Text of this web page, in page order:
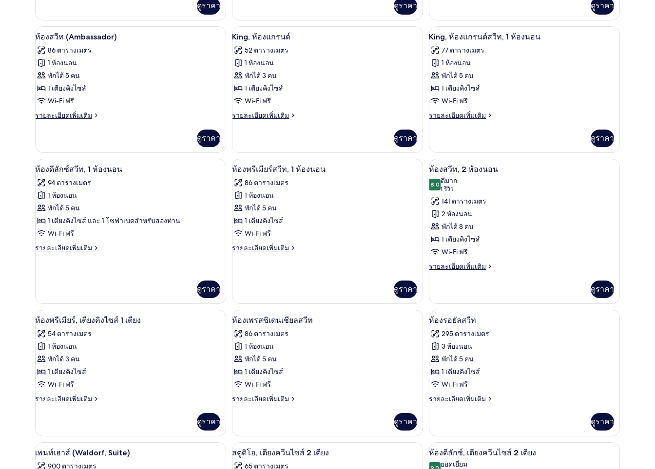
ไซส์
เตียง
กับ
ห้อง
ดี
ซ์,
เตียง
คิง
ไซส์
ดูราคา
ไซส์
เตียง,
พร้อม
สิ่ง
อำนวย
ความ
สะดวก
พิการ
เกี่ยว
กับ
ห้อง
ลัก
ซ์,
เตียง
คิง
ไซส์
เตียง,
พร้อม
สะดวก
สำหรับ
ผู้
ดูราคา
ไซส์
เตียง,
ห้อง
พัก
ประตู
เชื่อม
กับ
ห้อง
แฟ
ลี่,
เตียง
คิง
ไซส์
ห้อง
พัก
ประตู
ดูราคา
เปิด
ภาพถ่าย
ทั้งหมด
ของ
ห้อง
สวีท
(Ambassador)
ห้องสวีท (Ambassador) | บริเวณนั่งเล่น | สมาร์ททีวี 43 นิ้ว พร้อมช่องดาวเทียม, ทีวี
7
ห้องสวีท (Ambassador)
86 ตารางเมตร
1 ห้องนอน
พักได้ 5 คน
1 เตียงคิงไซส์
Wi-Fi ฟรี
รายละเอียดเพิ่มเติม
ราย
เกี่ยว
กับ
ห้อง
ท
(Ambassador)
ดูราคา
เปิด
ภาพถ่าย
ทั้งหมด
ของ
King,
ห้อง
แก
เครื่องนอนระดับพรีเมียม, เตียงเมมโมรีโฟม, มินิบาร์, ตู้นิรภัยในห้องพัก
8
King, ห้องแกรนด์
52 ตารางเมตร
1 ห้องนอน
พักได้ 3 คน
1 เตียงคิงไซส์
Wi-Fi ฟรี
รายละเอียดเพิ่มเติม
ราย
เกี่ยว
กับ
King,
แก
รนด์
ดูราคา
เปิด
ภาพถ่าย
ทั้งหมด
ของ
King,
ห้อง
แก
ห้อง
นอน
เครื่องนอนระดับพรีเมียม, เตียงเมมโมรีโฟม,
11
King, ห้องแกรนด์สวีท, 1 ห้องนอน
77 ตารางเมตร
1 ห้องนอน
พักได้ 5 คน
1 เตียงคิงไซส์
Wi-Fi ฟรี
รายละเอียดเพิ่มเติม
ราย
เกี่ยว
กับ
King,
แก
สวี
ท,
ห้อง
นอน
ดูราคา
เปิด
ภาพถ่าย
ทั้งหมด
ของ
ห้อง
ดี
ลัก
ห้อง
นอน
เครื่องนอนระดับพรีเมียม, เตียงเมมโมรีโฟม, มินิบาร์, ตู้นิรภัยในห้องพัก
9
ห้องดีลักซ์สวีท, 1 ห้องนอน
94 ตารางเมตร
1 ห้องนอน
พักได้ 5 คน
1 เตียงคิงไซส์ และ 1 โซฟาเบดสำหรับสองท่าน
Wi-Fi ฟรี
รายละเอียดเพิ่มเติม
ราย
ห้อง
ลัก
สวี
ท,
ห้อง
นอน
ดูราคา
เปิด
ภาพถ่าย
ทั้งหมด
ของ
ห้อง
พรีเมียร์
สวีท,
สมาร์ททีวี 43 นิ้ว พร้อมช่องดาวเทียม, ทีวี
10
ห้องพรีเมียร์สวีท, 1 ห้องนอน
86 ตารางเมตร
1 ห้องนอน
พักได้ 5 คน
1 เตียงคิงไซส์
Wi-Fi ฟรี
รายละเอียดเพิ่มเติม
ราย
ห้อง
พรีเมียร์
สวี
ห้อง
นอน
ดูราคา
เปิด
ภาพถ่าย
ทั้งหมด
ของ
ห้อง
สวีท,
2
เครื่องนอนระดับพรีเมียม, เตียงเมมโมรีโฟม,
6
ห้องสวีท, 2 ห้องนอน
8.08.0 จาก 10
ดีมาก
1 รีวิว
(1
รีวิว)
141 ตารางเมตร
2 ห้องนอน
พักได้ 8 คน
1 เตียงคิงไซส์
Wi-Fi ฟรี
รายละเอียดเพิ่มเติม
ราย
เกี่ยว
กับ
ห้อง
ท,
2
ห้อง
นอน
ดูราคา
เปิด
ภาพถ่าย
ทั้งหมด
ของ
ห้อง
พรีเมียร์,
เตียง
ไซส์
เตียง
เครื่องนอนระดับพรีเมียม, เตียงเมมโมรีโฟม, มินิบาร์, ตู้นิรภัยในห้องพัก
7
ห้องพรีเมียร์, เตียงคิงไซส์ 1 เตียง
54 ตารางเมตร
1 ห้องนอน
พักได้ 3 คน
1 เตียงคิงไซส์
Wi-Fi ฟรี
รายละเอียดเพิ่มเติม
ราย
เกี่ยว
กับ
ห้อง
ดูราคา
เปิด
ภาพถ่าย
ทั้งหมด
ของ
ห้อง
เพรส
ซิ
เชีย
ล
สวีท
ห้องเพรสซิเดนเชียลสวีท | วิวจากห้องพัก
8
ห้องเพรสซิเดนเชียลสวีท
86 ตารางเมตร
1 ห้องนอน
พักได้ 5 คน
1 เตียงคิงไซส์
Wi-Fi ฟรี
รายละเอียดเพิ่มเติม
ราย
เกี่ยว
กับ
ห้อง
เพรส
ดูราคา
เปิด
ภาพถ่าย
ทั้งหมด
ของ
ห้อง
รอยัล
สวีท
เครื่องนอนระดับพรีเมียม, เตียงเมมโมรีโฟม,
7
ห้องรอยัลสวีท
295 ตารางเมตร
3 ห้องนอน
พักได้ 5 คน
1 เตียงคิงไซส์
Wi-Fi ฟรี
รายละเอียดเพิ่มเติม
ราย
เกี่ยว
กับ
ห้อง
ดูราคา
เปิด
ภาพถ่าย
อ่างอาบน้ำและฝักบัวแยกจากกัน, เรนชาวเวอร์, ของใช้ในห้องน้ำฟรี
2
เพนท์เฮาส์ (Waldorf, Suite)
900 ตารางเมตร
เปิด
ภาพถ่าย
เครื่องนอนระดับพรีเมียม, เตียงเมมโมรีโฟม, มินิบาร์, ตู้นิรภัยในห้องพัก
9
สตูดิโอ, เตียงควีนไซส์ 2 เตียง
65 ตารางเมตร
เปิด
ภาพถ่าย
เครื่องนอนระดับพรีเมียม, เตียงเมมโมรีโฟม,
7
ห้องดีลักซ์, เตียงควีนไซส์ 2 เตียง
ยอดเยี่ยม